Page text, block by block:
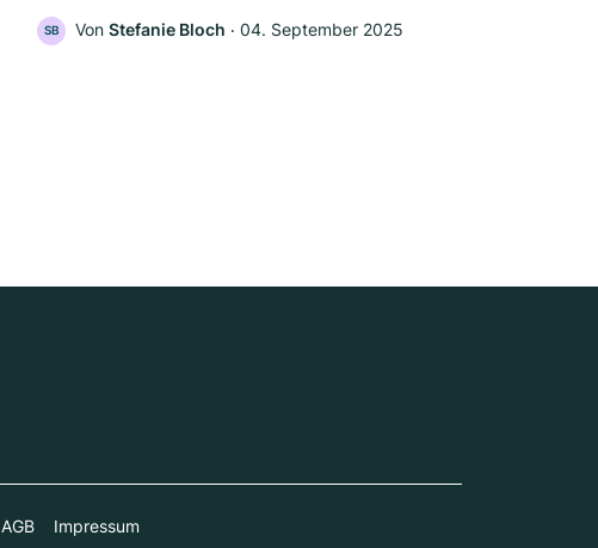
SB Von Stefanie Bloch ‧ 04. September 2025
AGB Impressum